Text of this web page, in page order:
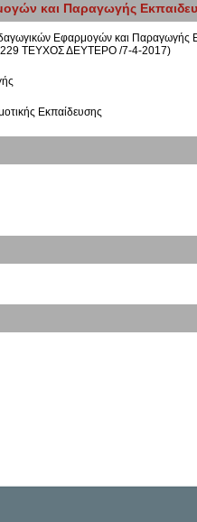
και Παραγωγής
Εφαρμογών και Παραγωγής
ΤΕΥΧΟΣ ΔΕΥΤΕΡΟ /7-4-2017)
Εκπαίδευσης